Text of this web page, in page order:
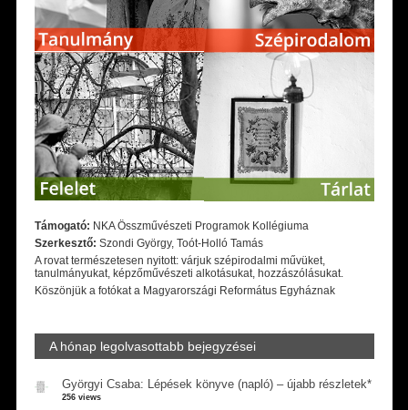
Támogató: NKA Összművészeti Programok Kollégiuma
Szerkesztő: Szondi György, Toót-Holló Tamás
A rovat természetesen nyitott: várjuk szépirodalmi művüket,
tanulmányukat, képzőművészeti alkotásukat, hozzászólásukat.
Köszönjük a fotókat a Magyarországi Református Egyháznak
A hónap legolvasottabb bejegyzései
Györgyi Csaba: Lépések könyve (napló) – újabb részletek*
256 views